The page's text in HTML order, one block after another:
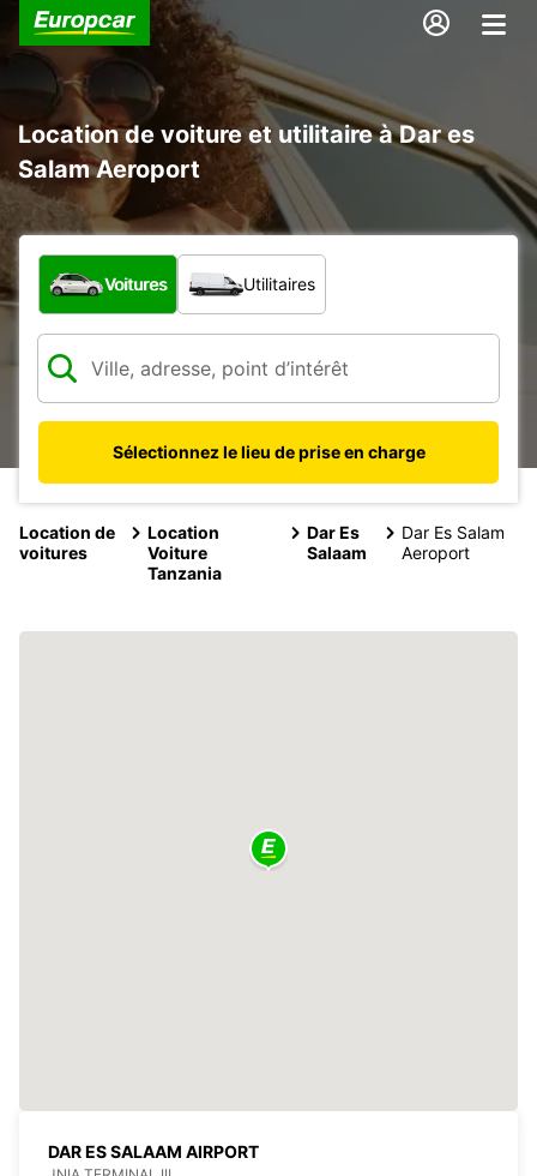
Location de voiture et utilitaire à Dar es
Salam Aeroport
Quel type de véhicule ?
Voitures Utilitaires
Sélectionnez le lieu de prise en charge
Location de
voitures
Location
Voiture
Tanzania
Dar Es
Salaam
Dar Es Salam
Aeroport
DAR ES SALAAM AIRPORT